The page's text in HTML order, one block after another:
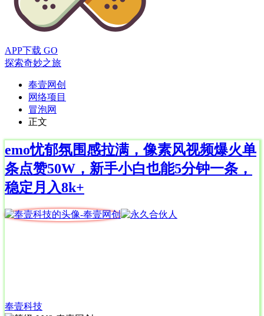
APP下载 GO
探索奇妙之旅
奉壹网创
网络项目
冒泡网
正文
emo忧郁氛围感拉满，像素风视频爆火单
条点赞50W，新手小白也能5分钟一条，
稳定月入8k+
奉壹科技